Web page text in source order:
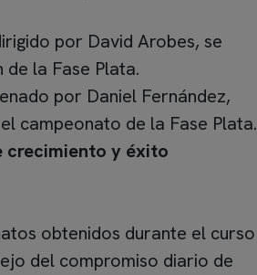
por David Arobes, se
la Fase Plata.
por Daniel Fernández,
campeonato de la Fase Plata.
crecimiento y éxito
obtenidos durante el curso
del compromiso diario de